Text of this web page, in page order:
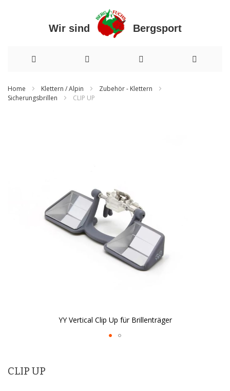
Wir sind Bergsport
zum
Home Klettern / Alpin
Zubehör - Klettern
Sicherungsbrillen
CLIP UP
YY Vertical Clip Up für Brillenträger
der
CLIP UP